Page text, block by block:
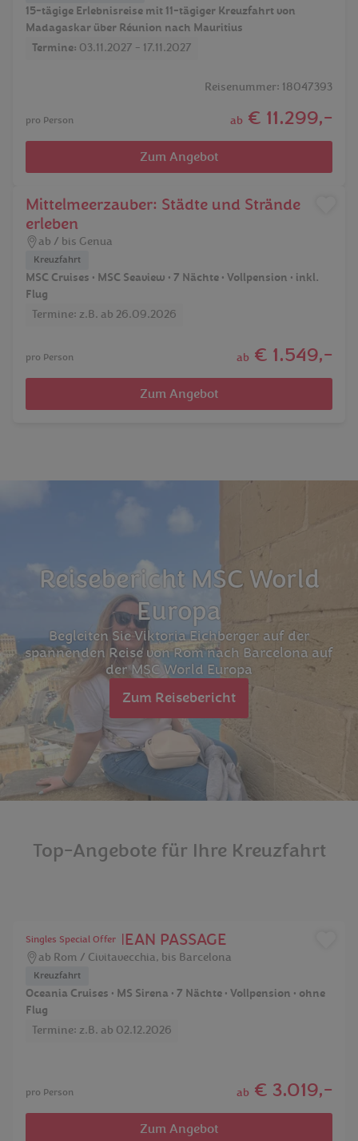
15-tägige Erlebnisreise mit 11-tägiger Kreuzfahrt von
Madagaskar über Réunion nach Mauritius
Termine: 03.11.2027 - 17.11.2027
Reisenummer: 18047393
pro Person ab € 11.299,-
Zum Angebot
Mittelmeerzauber: Städte und Strände
erleben
ab / bis Genua
Kreuzfahrt
MSC Cruises • MSC Seaview • 7 Nächte • Vollpension • inkl.
Flug
Termine: z.B. ab 26.09.2026
pro Person ab € 1.549,-
Zum Angebot
Reisebericht MSC World
Europa
Begleiten Sie Viktoria Eichberger auf der
spannenden Reise von Rom nach Barcelona auf
der MSC World Europa
Zum Reisebericht
Top-Angebote für Ihre Kreuzfahrt
Singles Special Offer
MEDITERRANEAN PASSAGE
ab Rom / Civitavecchia, bis Barcelona
Kreuzfahrt
Oceania Cruises • MS Sirena • 7 Nächte • Vollpension • ohne
Flug
Termine: z.B. ab 02.12.2026
pro Person ab € 3.019,-
Zum Angebot